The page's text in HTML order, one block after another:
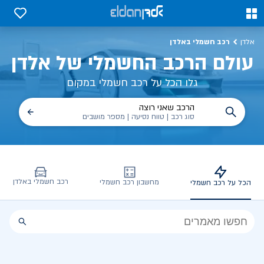
0
0
אלדן רכב חשמלי באלדן
עולם הרכב החשמלי של אלדן
גלו הכל על רכב חשמלי במקום
הרכב שאני רוצה
סוג רכב | טווח נסיעה | מספר מושבים
הכל על רכב חשמלי מחשבון רכב חשמלי רכב חשמלי באלדן
הכל
הכל על רכב חשמלי, שימושים, טכנולוגיה וכל מה שכדי לדעת | אלדן